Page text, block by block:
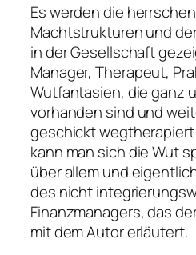
Es werden die
Machtstrukturen und
in der Gesellschaft
Manager, Therapeut,
Wutfantasien, die ganz
vorhanden sind und
geschickt
kann man sich die Wut
über allem und
des nicht
Finanzmanagers, das
mit dem Autor erläutert.